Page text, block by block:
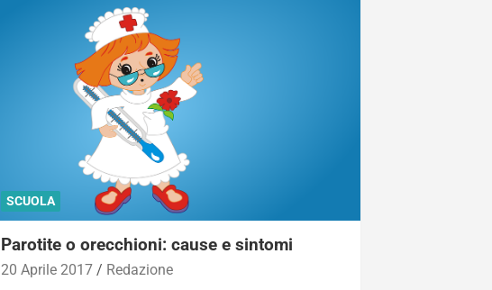
SCUOLA
Parotite o orecchioni: cause e sintomi
20 Aprile 2017
Redazione